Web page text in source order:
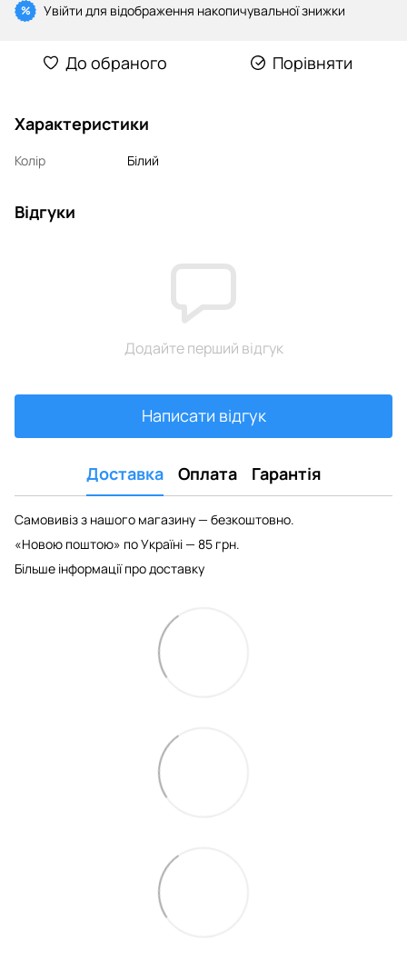
% Увійти для відображення накопичувальної знижки
До обраного Порівняти
Характеристики
Колір Білий
Відгуки
Додайте перший відгук
Написати відгук
Доставка Оплата Гарантія
Самовивіз з нашого магазину — безкоштовно.
«Новою поштою» по Україні — 85 грн.
Більше інформації про доставку